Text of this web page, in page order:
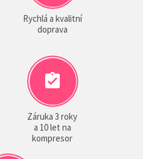
Rychlá a kvalitní
doprava
Záruka 3 roky
a 10 let na
kompresor